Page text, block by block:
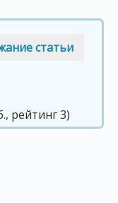
статьи
рейтинг 3)